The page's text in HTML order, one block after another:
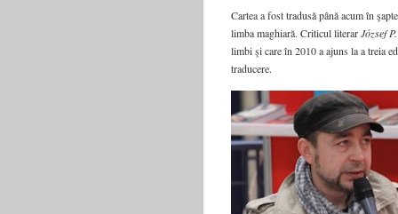
Cartea a fost tradusă până acum în
limba maghiară. Criticul literarJózsef
limbi şi care în 2010 a ajuns la a treia
traducere.